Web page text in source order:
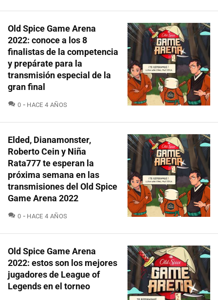
Old Spice Game Arena
2022: conoce a los 8
finalistas de la competencia
y prepárate para la
transmisión especial de la
gran final
0 COMENTARIOS
HACE 4 AÑOS
Elded, Dianamonster,
Roberto Cein y Niña
Rata777 te esperan la
próxima semana en las
transmisiones del Old Spice
Game Arena 2022
0 COMENTARIOS
HACE 4 AÑOS
Old Spice Game Arena
2022: estos son los mejores
jugadores de League of
Legends en el torneo